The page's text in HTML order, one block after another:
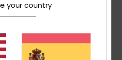
5.0
calidad-precio
your country